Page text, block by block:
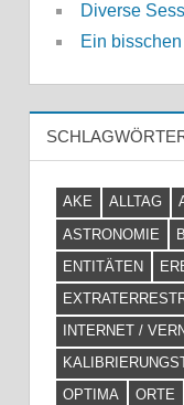
Diverse
Ein
AKE ALLTAG
ASTRONOMIE
ENTITÄTEN
INTERNET /
OPTIMA
ORTE